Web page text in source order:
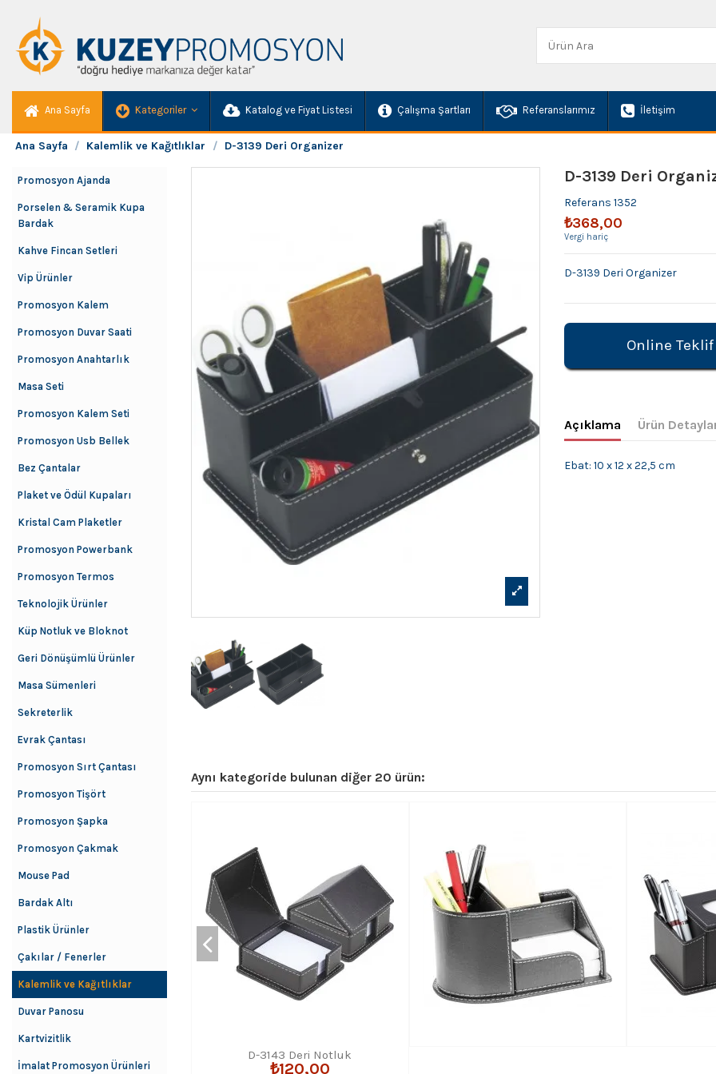
Ana Sayfa Kategoriler Katalog ve Fiyat Listesi Çalışma Şartları Referanslarımız İletişim
Ana Sayfa Kalemlik ve Kağıtlıklar D-3139 Deri Organizer
D-3139 Deri
Referans 1352
₺368,00
Vergi hariç
D-3139 Deri Organizer
Online Teklif
Açıklama Ürün
Ebat: 10 x 12 x 22,5 cm
Aynı kategoride bulunan diğer 20 ürün:
D-3143 Deri Notluk
₺120,00
Promosyon Ajanda
Porselen & Seramik Kupa
Bardak
Kahve Fincan Setleri
Vip Ürünler
Promosyon Kalem
Promosyon Duvar Saati
Promosyon Anahtarlık
Masa Seti
Promosyon Kalem Seti
Promosyon Usb Bellek
Bez Çantalar
Plaket ve Ödül Kupaları
Kristal Cam Plaketler
Promosyon Powerbank
Promosyon Termos
Teknolojik Ürünler
Küp Notluk ve Bloknot
Geri Dönüşümlü Ürünler
Masa Sümenleri
Sekreterlik
Evrak Çantası
Promosyon Sırt Çantası
Promosyon Tişört
Promosyon Şapka
Promosyon Çakmak
Mouse Pad
Bardak Altı
Plastik Ürünler
Çakılar / Fenerler
Kalemlik ve Kağıtlıklar
Duvar Panosu
Kartvizitlik
İmalat Promosyon Ürünleri